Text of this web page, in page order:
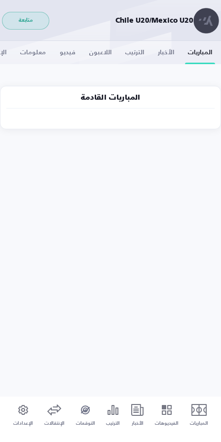
Chile U20/Mexico U20 متابعة
المباريات الأخبار الترتيب اللاعبون فيديو معلومات
المباريات القادمة
المباريات الفيديوهات الأخبار الترتيب التوقعات الإنتقالات الإعدادات